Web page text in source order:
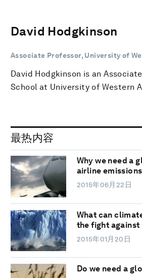
David Hodgkinson
Associate Professor, University of
David Hodgkinson is an
School at University of Western
最热内容
Why we need a
airline emissions
2015年06月22日
What can
the fight against
2015年01月20日
Do we need a